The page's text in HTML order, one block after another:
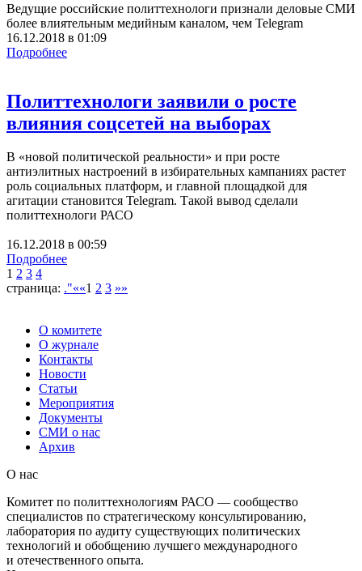
Ведущие российские политтехнологи признали деловые СМИ
более влиятельным медийным каналом, чем Telegram
16.12.2018 в 01:09
Подробнее
Политтехнологи заявили о росте
влияния соцсетей на выборах
В «новой политической реальности» и при росте
антиэлитных настроений в избирательных кампаниях растет
роль социальных платформ, и главной площадкой для
агитации становится Telegram. Такой вывод сделали
политтехнологи РАСО
16.12.2018 в 00:59
Подробнее
1 2 3 4
страница: ."««1 2 3 »»
О комитете
О журнале
Контакты
Новости
Статьи
Мероприятия
Документы
СМИ о нас
Архив
О нас
Комитет по политтехнологиям РАСО — сообщество
специалистов по стратегическому консультированию,
лаборатория по аудиту существующих политических
технологий и обобщению лучшего международного
и отечественного опыта.